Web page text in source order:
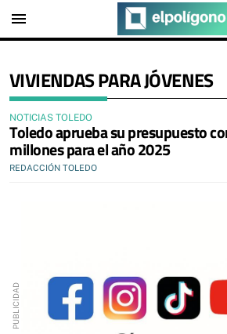
menu
VIVIENDAS PARA JÓVENES
NOTICIAS TOLEDO
Toledo aprueba su presupuesto
millones para el año 2025
REDACCIÓN TOLEDO